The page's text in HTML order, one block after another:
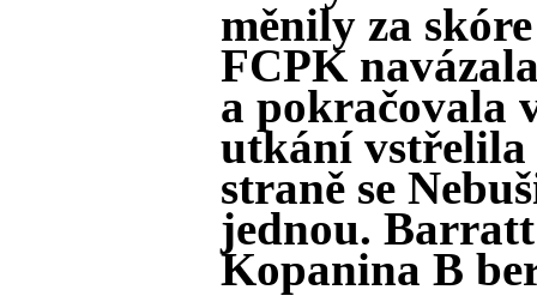
měnily za
FCPK
a pokračovala
utkání vstřelila
straně se
jednou.
Kopanina B